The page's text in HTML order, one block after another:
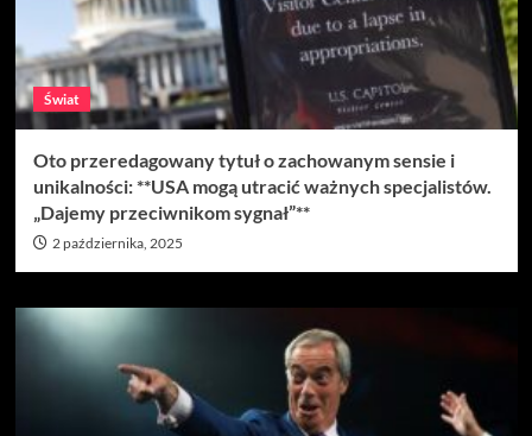
Świat
Oto przeredagowany tytuł o zachowanym sensie i
unikalności: **USA mogą utracić ważnych specjalistów.
„Dajemy przeciwnikom sygnał”**
2 października, 2025